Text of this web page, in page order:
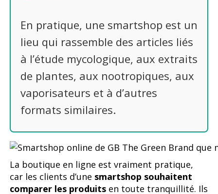
En pratique, une smartshop est un
lieu qui rassemble des articles liés
à l’étude mycologique, aux extraits
de plantes, aux nootropiques, aux
vaporisateurs et à d’autres
formats similaires.
La boutique en ligne est vraiment pratique,
car les clients d’une smartshop souhaitent
comparer les produits en toute tranquillité. Ils